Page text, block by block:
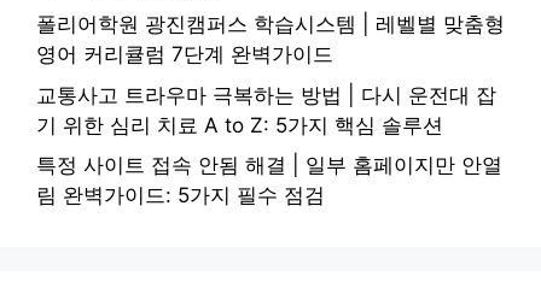
폴리어학원 광진캠퍼스 학습시스템 | 레벨별 맞춤형
영어 커리큘럼 7단계 완벽가이드
교통사고 트라우마 극복하는 방법 | 다시 운전대 잡
기 위한 심리 치료 A to Z: 5가지 핵심 솔루션
특정 사이트 접속 안됨 해결 | 일부 홈페이지만 안열
림 완벽가이드: 5가지 필수 점검